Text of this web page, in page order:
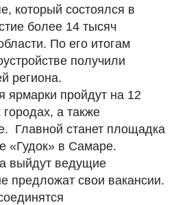
который состоялся в
более 14 тысяч
По его итогам
получили
региона.
ярмарки пройдут на 12
а также
Главной станет площадка
«Гудок» в Самаре.
выйдут ведущие
предложат свои вакансии.